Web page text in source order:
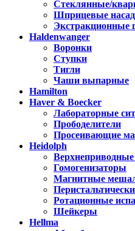
Стеклянные/
Шприцевые
Экстракционные
Haldenwanger
Воронки
Ступки
Тигли
Чаши выпарные
Hamilton
Haver & Boecker
Лабораторные
Прободелители
Просеивающие
Heidolph
Гомогенизаторы
Магнитные
Ротационные
Шейкеры
Hellma